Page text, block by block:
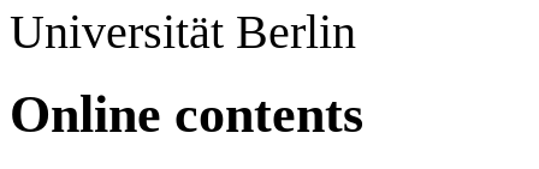
Universität Berlin
Online contents